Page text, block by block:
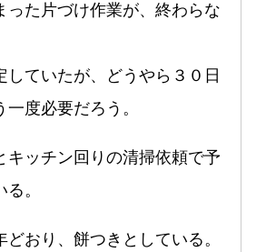
った片づけ作業が、終わらな
していたが、どうやら３０日
度必要だろう。
キッチン回りの清掃依頼で予
。
どおり、餅つきとしている。